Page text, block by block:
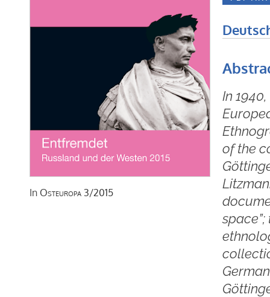
In Osteuropa 3/2015
In
of the